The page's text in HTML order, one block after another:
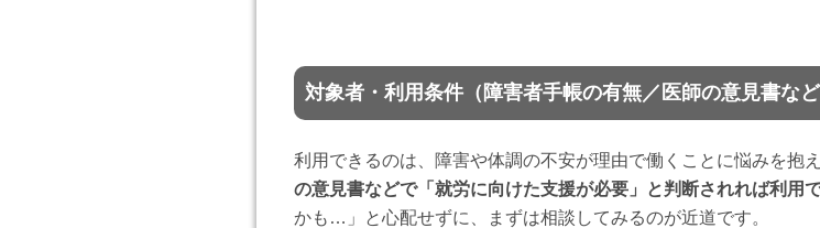
対象者・利用条件（障害者手帳の有無／医師の意見書など
利用できるのは、障害や体調の不安が理由で働くことに悩みを抱
の意見書などで「就労に向けた支援が必要」と判断されれば利用
かも…」と心配せずに、まずは相談してみるのが近道です。